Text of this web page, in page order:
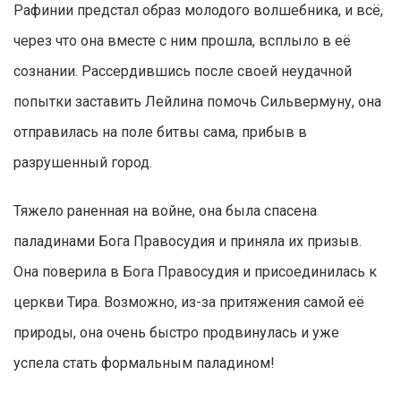
Рафинии предстал образ молодого волшебника, и всё,
через что она вместе с ним прошла, всплыло в её
сознании. Рассердившись после своей неудачной
попытки заставить Лейлина помочь Сильвермуну, она
отправилась на поле битвы сама, прибыв в
разрушенный город.
Тяжело раненная на войне, она была спасена
паладинами Бога Правосудия и приняла их призыв.
Она поверила в Бога Правосудия и присоединилась к
церкви Тира. Возможно, из-за притяжения самой её
природы, она очень быстро продвинулась и уже
успела стать формальным паладином!